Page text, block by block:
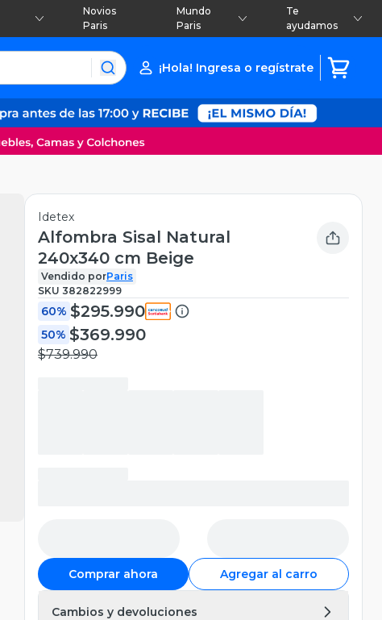
Novios
Paris
Mundo
Paris
Te
ayudamos
¡Hola! Ingresa o regístrate
Idetex
Alfombra Sisal Natural
240x340 cm Beige
Vendido porParis
SKU 382822999
60% $295.990
50% $369.990
$739.990
Comprar ahora Agregar al carro
Cambios y devoluciones